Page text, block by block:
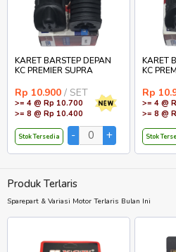
KARET BARSTEP DEPAN
KC PREMIER SUPRA
Rp 10.900 / SET
>= 4 @ Rp 10.700
>= 8 @ Rp 10.400
Stok Tersedia
KARET
KC
Rp
>= 4 @
>= 8 @
Stok
Produk Terlaris
Sparepart & Variasi Motor Terlaris Bulan Ini